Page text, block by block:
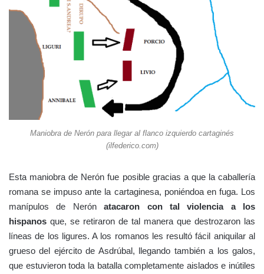
Maniobra de Nerón para llegar al flanco izquierdo cartaginés
(ilfederico.com)
Esta maniobra de Nerón fue posible gracias a que la caballería
romana se impuso ante la cartaginesa, poniéndoa en fuga. Los
manípulos de Nerónatacaron con tal violencia a los
hispanos que, se retiraron de tal manera que destrozaron las
líneas de los ligures. A los romanos les resultó fácil aniquilar al
grueso del ejército de Asdrúbal, llegando también a los galos,
que estuvieron toda la batalla completamente aislados e inútiles